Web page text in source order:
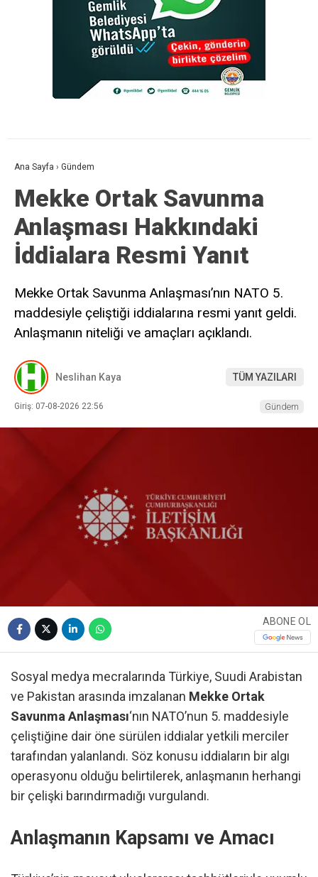
Ana Sayfa › Gündem
Mekke Ortak Savunma
Anlaşması Hakkındaki
İddialara Resmi Yanıt
Mekke Ortak Savunma Anlaşması’nın NATO 5.
maddesiyle çeliştiği iddialarına resmi yanıt geldi.
Anlaşmanın niteliği ve amaçları açıklandı.
Neslihan Kaya TÜM YAZILARI
Giriş: 07-08-2026 22:56 Gündem
ABONE OL
Sosyal medya mecralarında Türkiye, Suudi Arabistan
ve Pakistan arasında imzalanan Mekke Ortak
Savunma Anlaşması‘nın NATO’nun 5. maddesiyle
çeliştiğine dair öne sürülen iddialar yetkili merciler
tarafından yalanlandı. Söz konusu iddiaların bir algı
operasyonu olduğu belirtilerek, anlaşmanın herhangi
bir çelişki barındırmadığı vurgulandı.
Anlaşmanın Kapsamı ve Amacı